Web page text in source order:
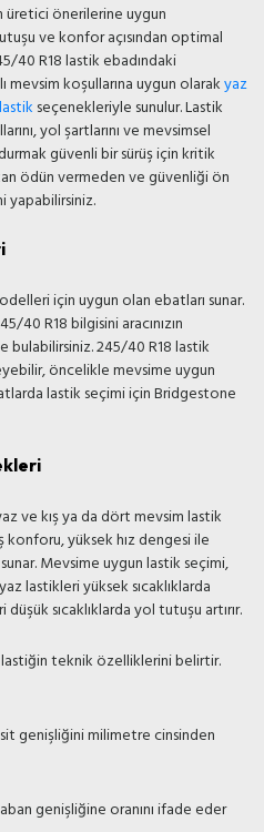
üretici önerilerine uygun
ve konfor açısından optimal
40 R18 lastik ebadındaki
koşullarına uygun olarakyaz
seçenekleriyle sunulur. Lastik
yol şartlarını ve mevsimsel
güvenli bir sürüş için kritik
ödün vermeden ve güvenliği ön
yapabilirsiniz.
için uygun olan ebatları sunar.
40 R18 bilgisini aracınızın
245/40 R18 lastik
öncelikle mevsime uygun
lastik seçimi için Bridgestone
ve kış ya da dört mevsim lastik
yüksek hız dengesi ile
Mevsime uygun lastik seçimi,
lastikleri yüksek sıcaklıklarda
sıcaklıklarda yol tutuşu artırır.
teknik özelliklerini belirtir.
genişliğini milimetre cinsinden
genişliğine oranını ifade eder